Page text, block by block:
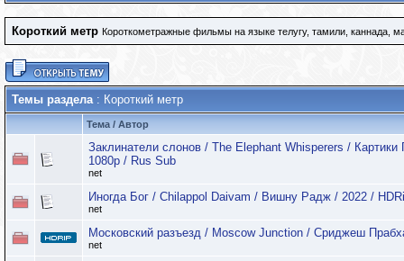
Короткий метр Короткометражные фильмы на языке телугу, тамили, каннада,
Темы раздела: Короткий метр
Тема / Автор
Заклинатели слонов / The Elephant Whisperers / Картики
1080p / Rus Sub
net
Иногда Бог / Chilappol Daivam / Вишну Радж / 2022 /
net
Московский разъезд / Moscow Junction / Сриджеш
net